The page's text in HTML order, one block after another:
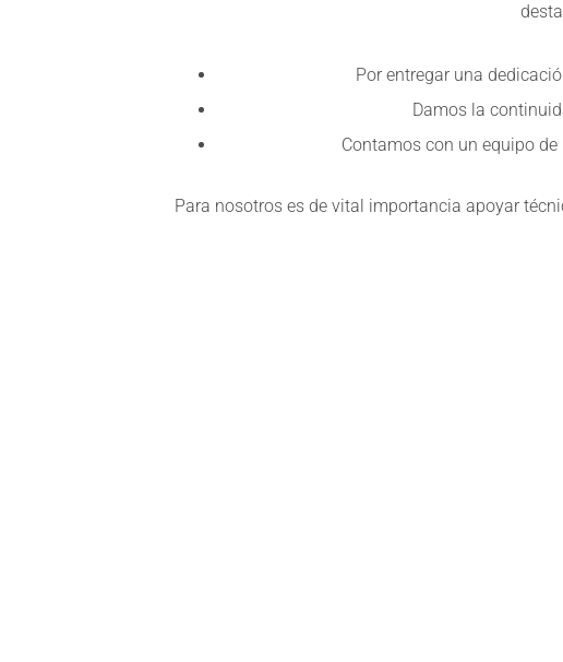
Por entregar una
Damos la
Contamos con un equipo
Para nosotros es de vital importancia apoyar